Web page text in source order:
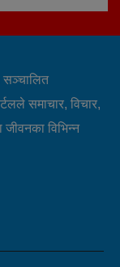
सञ्चालित
समाचार, विचार,
विभिन्न